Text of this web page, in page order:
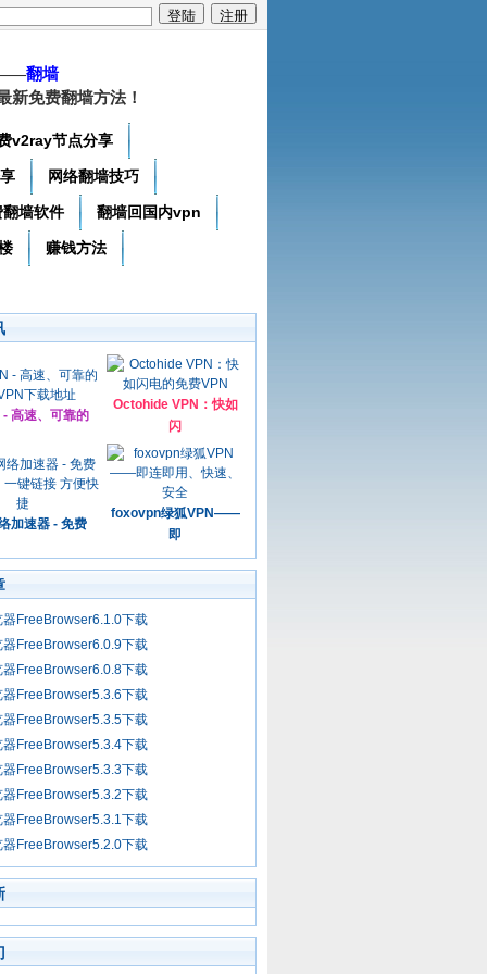
翻墙
新免费翻墙方法！
v2ray节点分享
网络翻墙技巧
翻墙软件 翻墙回国内vpn
赚钱方法
高速、可靠的
Octohide VPN：快如
闪
加速器 - 免费
foxovpn绿狐VPN——
即
器FreeBrowser6.1.0下载
器FreeBrowser6.0.9下载
器FreeBrowser6.0.8下载
器FreeBrowser5.3.6下载
器FreeBrowser5.3.5下载
器FreeBrowser5.3.4下载
器FreeBrowser5.3.3下载
器FreeBrowser5.3.2下载
器FreeBrowser5.3.1下载
器FreeBrowser5.2.0下载